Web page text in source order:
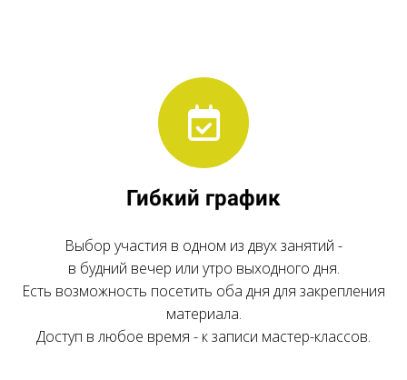
Гибкий график
Выбор участия в одном из двух занятий -
в будний вечер или утро выходного дня.
Есть возможность посетить оба дня для закрепления
материала.
Доступ в любое время - к записи мастер-классов.